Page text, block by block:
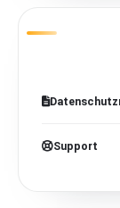
Support